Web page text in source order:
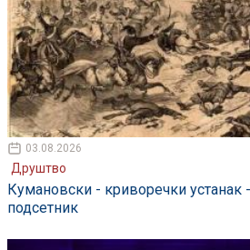
03.08.2026
Друштво
Кумановски - криворечки устанак
подсетник